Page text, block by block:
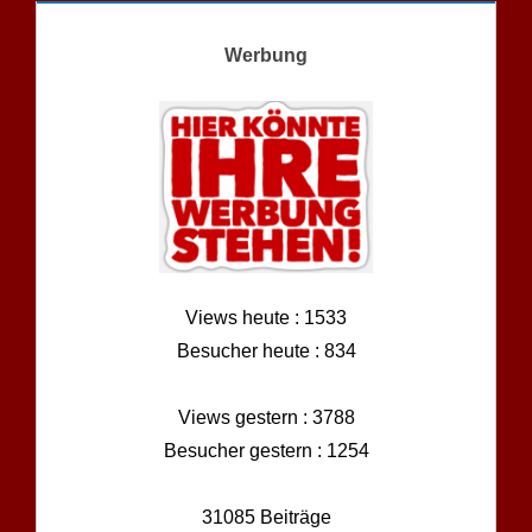
Werbung
Views heute : 1533
Besucher heute : 834
Views gestern : 3788
Besucher gestern : 1254
31085 Beiträge